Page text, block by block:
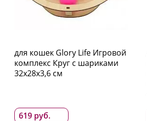
для кошек Glory Life Игровой
комплекс Круг с шариками
32х28х3,6 см
619 руб.